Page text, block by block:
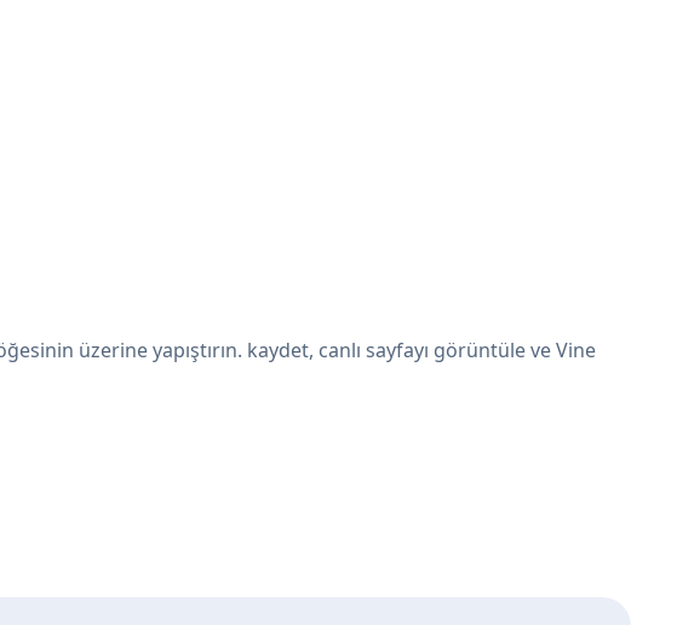
üzerine yapıştırın. kaydet, canlı sayfayı görüntüle ve Vine